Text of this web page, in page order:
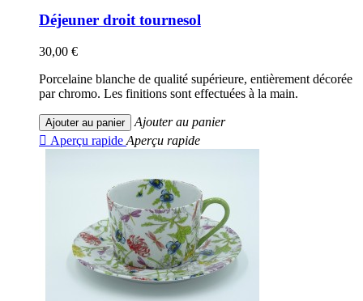
Déjeuner droit tournesol
30,00 €
Porcelaine blanche de qualité supérieure, entièrement décorée
par chromo. Les finitions sont effectuées à la main.
Ajouter au panier
Ajouter au panier
 Aperçu rapide Aperçu rapide